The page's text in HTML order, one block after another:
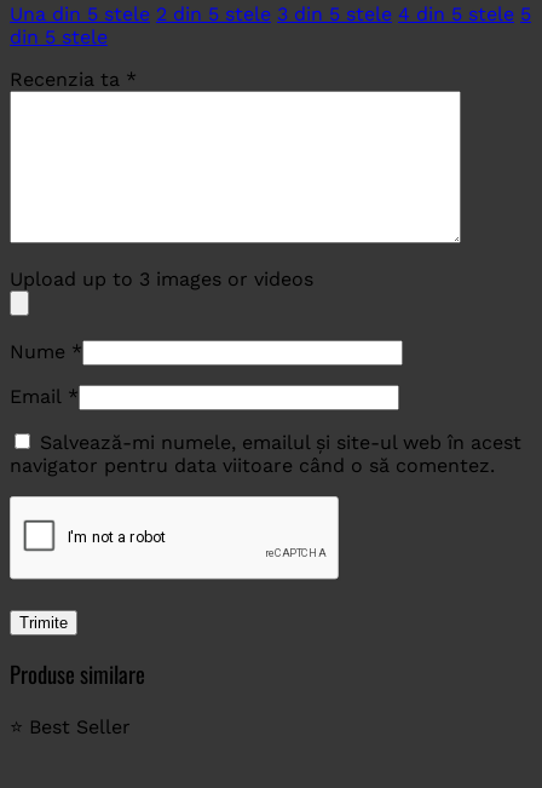
Una din 5 stele 2 din 5 stele 3 din 5 stele 4 din 5 stele 5
din 5 stele
Recenzia ta *
Upload up to 3 images or videos
Nume *
Email *
Salvează-mi numele, emailul și site-ul web în acest
navigator pentru data viitoare când o să comentez.
Produse similare
⭐ Best Seller